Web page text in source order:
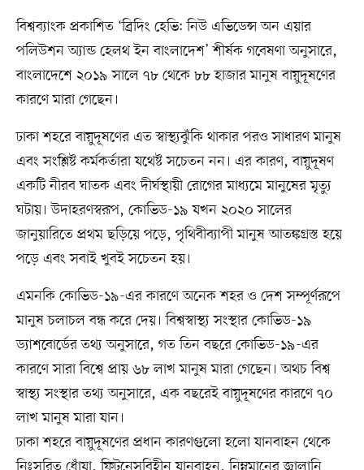
বিশ্বব্যাংক প্রকাশিত ‘ব্রিদিং হেভি: নিউ এভিডেন্স অন এয়ার
পলিউশন অ্যান্ড হেলথ ইন বাংলাদেশ’ শীর্ষক গবেষণা অনুসারে,
বাংলাদেশে ২০১৯ সালে ৭৮ থেকে ৮৮ হাজার মানুষ বায়ুদূষণের
কারণে মারা গেছেন।
ঢাকা শহরে বায়ুদূষণের এত স্বাস্থ্যঝুঁকি থাকার পরও সাধারণ মানুষ
এবং সংশ্লিষ্ট কর্মকর্তারা যথেষ্ট সচেতন নন। এর কারণ, বায়ুদূষণ
একটি নীরব ঘাতক এবং দীর্ঘস্থায়ী রোগের মাধ্যমে মানুষের মৃত্যু
ঘটায়। উদাহরণস্বরূপ, কোভিড-১৯ যখন ২০২০ সালের
জানুয়ারিতে প্রথম ছড়িয়ে পড়ে, পৃথিবীব্যাপী মানুষ আতঙ্কগ্রস্ত হয়ে
পড়ে এবং সবাই খুবই সচেতন হয়।
এমনকি কোভিড-১৯-এর কারণে অনেক শহর ও দেশ সম্পূর্ণরূপে
মানুষ চলাচল বন্ধ করে দেয়। বিশ্বস্বাস্থ্য সংস্থার কোভিড-১৯
ড্যাশবোর্ডের তথ্য অনুসারে, গত তিন বছরে কোভিড-১৯-এর
কারণে সারা বিশ্বে প্রায় ৬৮ লাখ মানুষ মারা গেছেন। অথচ বিশ্ব
স্বাস্থ্য সংস্থার তথ্য অনুসারে, এক বছরেই বায়ুদূষণের কারণে ৭০
লাখ মানুষ মারা যান।
ঢাকা শহরে বায়ুদূষণের প্রধান কারণগুলো হলো যানবাহন থেকে